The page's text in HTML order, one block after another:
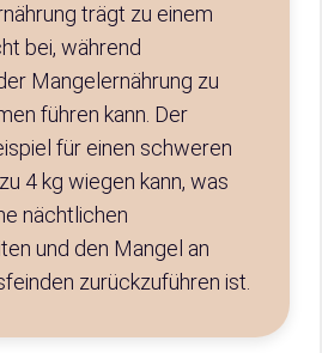
trägt zu einem
bei, während
Mangelernährung zu
führen kann. Der
für einen schweren
4 kg wiegen kann, was
nächtlichen
und den Mangel an
zurückzuführen ist.